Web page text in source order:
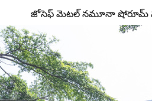
జోసెఫ్ మెటల్ నమూనా షోరూమ్